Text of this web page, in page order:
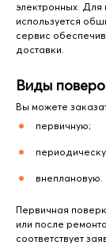
электронных. Для
используется
сервис
доставки.
Виды
Вы можете
первичную;
внеплановую.
Первичная
или после
соответствует